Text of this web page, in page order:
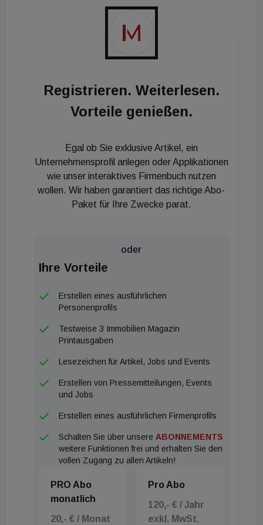
strategische Kluft: Den Privathotels gelang es im
durchschnittliche Zimmerrate durchzusetzen, die
rund 32 % über jener der markengeführten
Volumen, internationale Reichweite und effiziente
Strukturen setzen, punkten die Privatiers mit
Individualität und einer geschärften Positionierung.
kontinuierlicher Investitionen in Qualität und
Substanz, wobei Betriebe in zentralen touristischen
Lagen die Nase vorn haben.
geopolitischen Unsicherheiten ist die Zuversicht
unter den Privathoteliers im Vergleich zu früheren
gestiegen. Elena Berwanger, Consultant bei
Christie & Co, beobachtet eine zunehmende
Professionalisierung der Szene. Der wachsende
Wettbewerbsdruck fungiert hierbei als Katalysator,
der die Eigentümer dazu zwingt, ihre Profile stetig
zu schärfen und die wirtschaftliche Standfestigkeit
durch gezielte Modernisierungen zu sichern.
Registrieren. Weiterlesen.
Vorteile genießen.
Egal ob Sie exklusive Artikel, ein
Unternehmensprofil anlegen oder Applikationen
wie unser interaktives Firmenbuch nutzen
wollen. Wir haben garantiert das richtige Abo-
Paket für Ihre Zwecke parat.
oder
Ihre Vorteile
Erstellen eines ausführlichen
Personenprofils
Testweise 3 Immobilien Magazin
Printausgaben
Lesezeichen für Artikel, Jobs und Events
Erstellen von Pressemitteilungen, Events
und Jobs
Erstellen eines ausführlichen Firmenprofils
Schalten Sie über unsere ABONNEMENTS
weitere Funktionen frei und erhalten Sie den
vollen Zugang zu allen Artikeln!
PRO Abo
monatlich
20,- € / Monat
Pro Abo
120,- € / Jahr
exkl. MwSt.